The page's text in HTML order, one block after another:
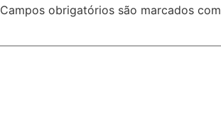
Campos obrigatórios são marcados com